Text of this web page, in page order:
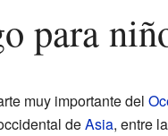
para
muy importante del
deAsia, entre la